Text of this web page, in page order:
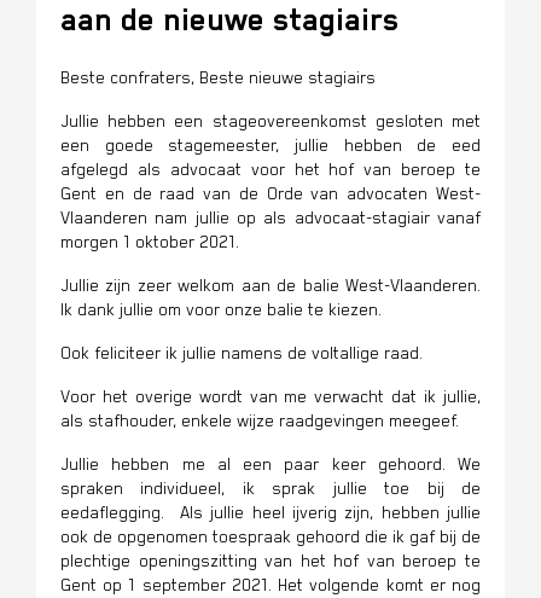
aan de nieuwe stagiairs
Beste confraters, Beste nieuwe stagiairs
Jullie hebben een stageovereenkomst gesloten met
een goede stagemeester, jullie hebben de eed
afgelegd als advocaat voor het hof van beroep te
Gent en de raad van de Orde van advocaten West-
Vlaanderen nam jullie op als advocaat-stagiair vanaf
morgen 1 oktober 2021.
Jullie zijn zeer welkom aan de balie West-Vlaanderen.
Ik dank jullie om voor onze balie te kiezen.
Ook feliciteer ik jullie namens de voltallige raad.
Voor het overige wordt van me verwacht dat ik jullie,
als stafhouder, enkele wijze raadgevingen meegeef.
Jullie hebben me al een paar keer gehoord. We
spraken individueel, ik sprak jullie toe bij de
eedaflegging. Als jullie heel ijverig zijn, hebben jullie
ook de opgenomen toespraak gehoord die ik gaf bij de
plechtige openingszitting van het hof van beroep te
Gent op 1 september 2021. Het volgende komt er nog